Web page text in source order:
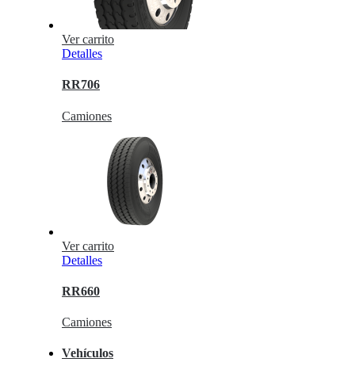
Ver carrito
Detalles
RR706
Camiones
Ver carrito
Detalles
RR660
Camiones
Vehículos